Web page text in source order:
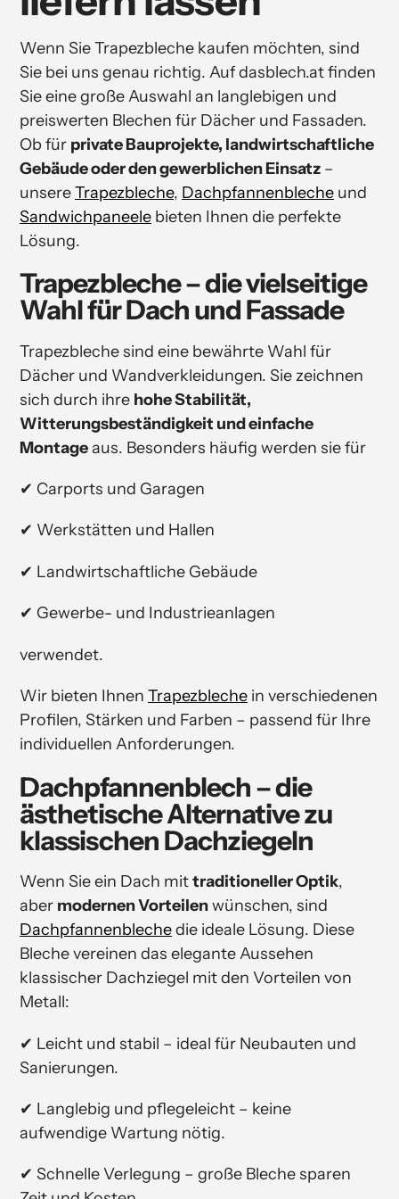
Wenn Sie Trapezbleche kaufen möchten, sind
Sie bei uns genau richtig. Auf dasblech.at finden
Sie eine große Auswahl an langlebigen und
preiswerten Blechen für Dächer und Fassaden.
Ob für private Bauprojekte, landwirtschaftliche
Gebäude oder den gewerblichen Einsatz –
unsereTrapezbleche, Dachpfannenbleche und
Sandwichpaneele bieten Ihnen die perfekte
Lösung.
Trapezbleche – die vielseitige
Wahl für Dach und Fassade
Trapezbleche sind eine bewährte Wahl für
Dächer und Wandverkleidungen. Sie zeichnen
sich durch ihre hohe Stabilität,
Witterungsbeständigkeit und einfache
Montageaus. Besonders häufig werden sie für
✔ Carports und Garagen
✔ Werkstätten und Hallen
✔ Landwirtschaftliche Gebäude
✔ Gewerbe- und Industrieanlagen
verwendet.
Wir bieten Ihnen Trapezbleche in verschiedenen
Profilen, Stärken und Farben – passend für Ihre
individuellen Anforderungen.
Dachpfannenblech – die
ästhetische Alternative zu
klassischen Dachziegeln
Wenn Sie ein Dach mittraditioneller Optik,
aber modernen Vorteilenwünschen, sind
Dachpfannenblechedie ideale Lösung. Diese
Bleche vereinen das elegante Aussehen
klassischer Dachziegel mit den Vorteilen von
Metall:
✔ Leicht und stabil – ideal für Neubauten und
Sanierungen.
✔ Langlebig und pflegeleicht – keine
aufwendige Wartung nötig.
✔ Schnelle Verlegung – große Bleche sparen